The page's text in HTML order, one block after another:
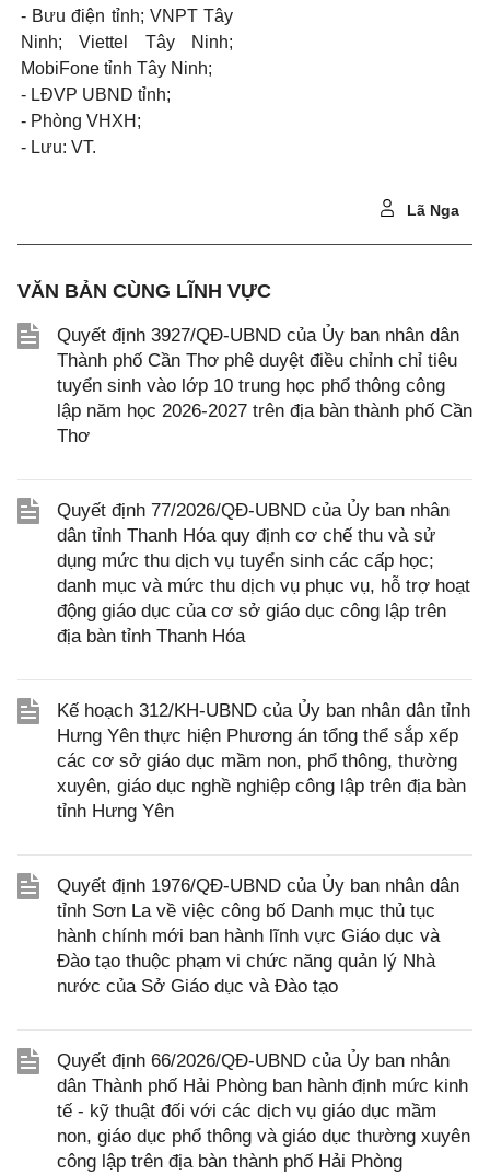
- Bưu điện tỉnh; VNPT Tây
Ninh; Viettel Tây Ninh;
MobiFone tỉnh Tây Ninh;
- LĐVP UBND tỉnh;
- Phòng VHXH;
- Lưu: VT.
Lã Nga
VĂN BẢN CÙNG LĨNH VỰC
Quyết định 3927/QĐ-UBND của Ủy ban nhân dân
Thành phố Cần Thơ phê duyệt điều chỉnh chỉ tiêu
tuyển sinh vào lớp 10 trung học phổ thông công
lập năm học 2026-2027 trên địa bàn thành phố Cần
Thơ
Quyết định 77/2026/QĐ-UBND của Ủy ban nhân
dân tỉnh Thanh Hóa quy định cơ chế thu và sử
dụng mức thu dịch vụ tuyển sinh các cấp học;
danh mục và mức thu dịch vụ phục vụ, hỗ trợ hoạt
động giáo dục của cơ sở giáo dục công lập trên
địa bàn tỉnh Thanh Hóa
Kế hoạch 312/KH-UBND của Ủy ban nhân dân tỉnh
Hưng Yên thực hiện Phương án tổng thể sắp xếp
các cơ sở giáo dục mầm non, phổ thông, thường
xuyên, giáo dục nghề nghiệp công lập trên địa bàn
tỉnh Hưng Yên
Quyết định 1976/QĐ-UBND của Ủy ban nhân dân
tỉnh Sơn La về việc công bố Danh mục thủ tục
hành chính mới ban hành lĩnh vực Giáo dục và
Đào tạo thuộc phạm vi chức năng quản lý Nhà
nước của Sở Giáo dục và Đào tạo
Quyết định 66/2026/QĐ-UBND của Ủy ban nhân
dân Thành phố Hải Phòng ban hành định mức kinh
tế - kỹ thuật đối với các dịch vụ giáo dục mầm
non, giáo dục phổ thông và giáo dục thường xuyên
công lập trên địa bàn thành phố Hải Phòng